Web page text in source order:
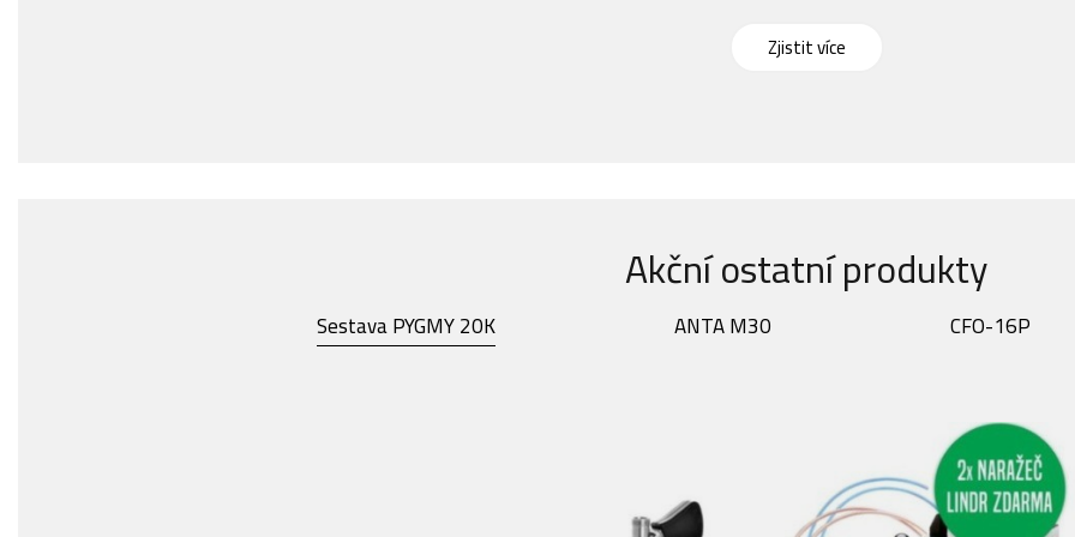
Zjistit více
Akční ostatní produkty
Sestava PYGMY 20K ANTA M30 CFO-16P